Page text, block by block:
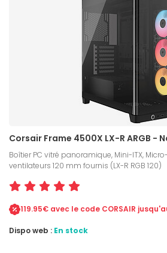
Corsair Frame 4500X LX-R ARGB -
Boîtier PC vitré panoramique, Mini-ITX, Micro-
ventilateurs 120 mm fournis (LX-R RGB 120)
119.95€ avec le code CORSAIR
Dispo web : En stock